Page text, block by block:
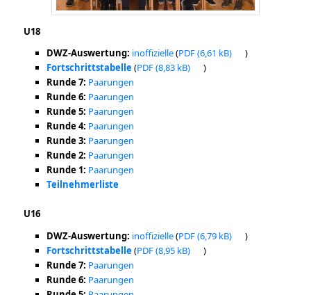
U18
DWZ-Auswertung: inoffizielle(PDF
)
Fortschrittstabelle(PDF
)
Runde 7: Paarungen
Runde 6: Paarungen
Runde 5: Paarungen
Runde 4: Paarungen
Runde 3: Paarungen
Runde 2: Paarungen
Runde 1: Paarungen
Teilnehmerliste
U16
DWZ-Auswertung: inoffizielle(PDF
)
Fortschrittstabelle(PDF
)
Runde 7: Paarungen
Runde 6: Paarungen